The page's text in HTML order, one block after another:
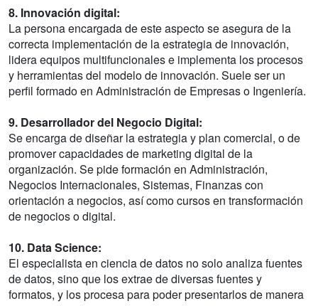
8. Innovación digital:
La persona encargada de este aspecto se asegura de la
correcta implementación de la estrategia de innovación,
lidera equipos multifuncionales e implementa los procesos
y herramientas del modelo de innovación. Suele ser un
perfil formado en Administración de Empresas o Ingeniería.
9. Desarrollador del Negocio Digital:
Se encarga de diseñar la estrategia y plan comercial, o de
promover capacidades de marketing digital de la
organización. Se pide formación en Administración,
Negocios Internacionales, Sistemas, Finanzas con
orientación a negocios, así como cursos en transformación
de negocios o digital.
10. Data Science:
El especialista en ciencia de datos no solo analiza fuentes
de datos, sino que los extrae de diversas fuentes y
formatos, y los procesa para poder presentarlos de manera